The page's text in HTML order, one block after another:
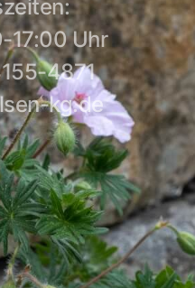
17:00 Uhr
4871
kg.de